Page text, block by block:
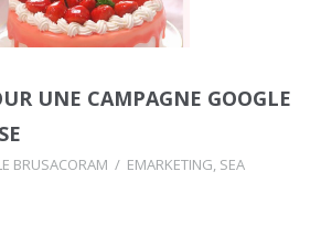
UNE CAMPAGNE GOOGLE
BRUSACORAM EMARKETING, SEA